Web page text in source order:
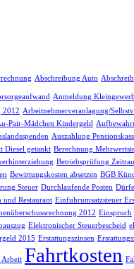
Abschreibung Auto
Anmeldung
2012 Arbeitnehmerveranlagung/
Pair-Mädchen Kindergeld
Auszahlung
Diesel getankt Berechnung
Betriebsprüfung
Bewirtungskosten absetzen BGB
Steuer Durchlaufende Posten
und Restaurant Einfuhrumsatzsteuer
2012 Einspruch
Elektronischer Steuerbescheid
2015 Erstattungszinsen
Arbeit Fahrtkosten